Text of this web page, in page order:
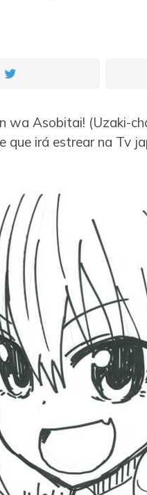
wa Asobitai! (Uzaki-
irá estrear na Tv